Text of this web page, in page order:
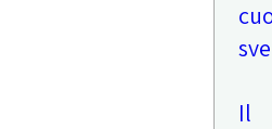
Il